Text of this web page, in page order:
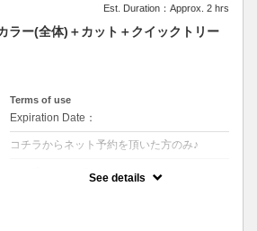
Est. Duration：Approx. 2 hrs
ラー(全体)＋カット＋クイックトリー
Terms of use
Expiration Date：
コチラからネット予約を頂いた方のみ♪
See details